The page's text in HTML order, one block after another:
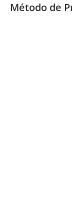
Método de